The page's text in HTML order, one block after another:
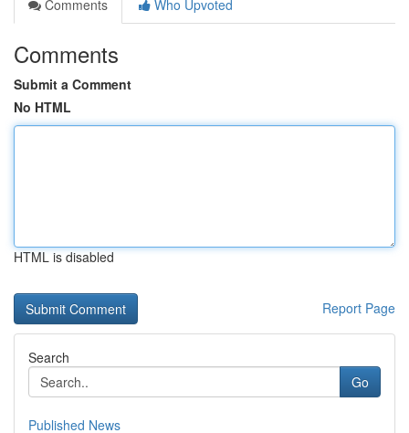
Comments
Who Upvoted
Comments
Submit a Comment
No HTML
HTML is disabled
Report Page
Search
Go
Published News